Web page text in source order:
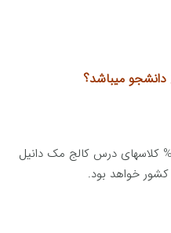
دانشجو میباشد؟
در صورت غیبت دانشجو بیش از ۱۰% کلاسهای درس کالج مک دانیل
کشور خواهد بود.